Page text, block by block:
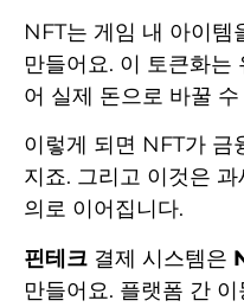
NFT는 게임 내 아이템
만들어요. 이 토큰화는
어 실제 돈으로 바꿀
이렇게 되면 NFT가 금
지죠. 그리고 이것은
의로 이어집니다.
핀테크 결제 시스템은
만들어요. 플랫폼 간